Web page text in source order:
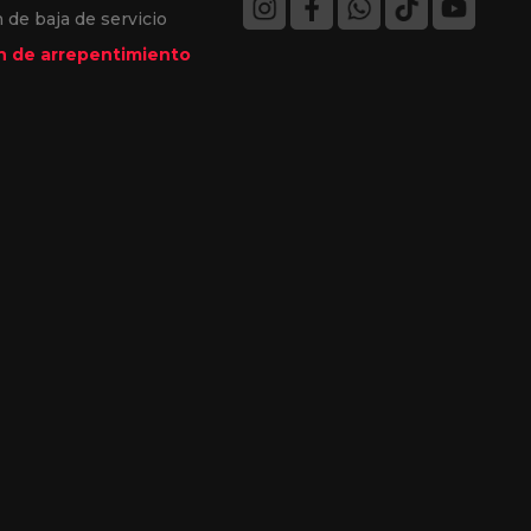
de baja de servicio
de arrepentimiento